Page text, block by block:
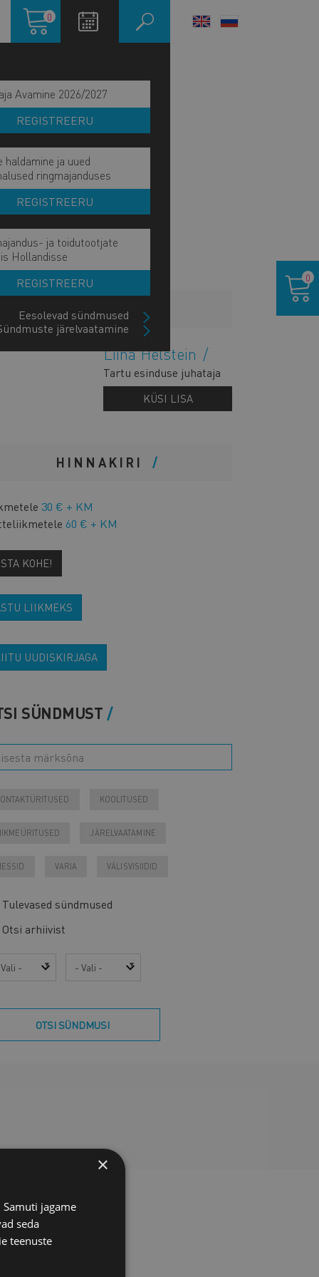
Ostukorv
0
Avamine 2026/2027
REGISTREERU
haldamine ja uued
ringmajanduses
REGISTREERU
ja toidutootjate
Hollandisse
REGISTREERU
Eesolevad sündmused
järelvaatamine
LANGUAGE
0
LISAINFO
Liina Helstein
Tartu esinduse juhataja
KÜSI LISA
HINNAKIRI
30 € + KM
60 € + KM
KOHE!
LIIKMEKS
UUDISKIRJAGA
SÜNDMUST
KOOLITUSED
JÄRELVAATAMINE
VARIA VÄLISVISIIDID
Tulevased sündmused
Otsi arhiivist
Kuu
OTSI SÜNDMUSI
×
jagame
seda
teenuste